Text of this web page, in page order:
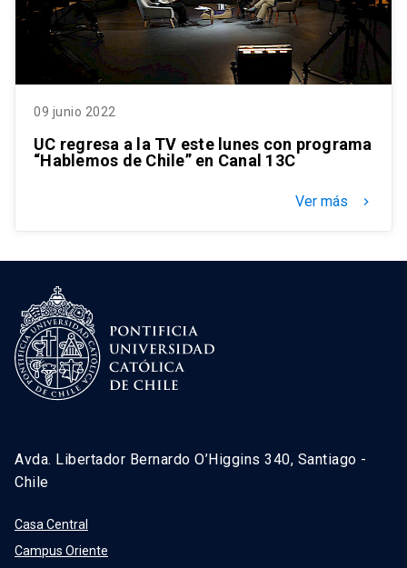
09 junio 2022
UC regresa a la TV este lunes con programa
“Hablemos de Chile” en Canal 13C
Ver más keyboard_arrow_right
Avda. Libertador Bernardo O’Higgins 340, Santiago -
Chile
Casa Central
Campus Oriente